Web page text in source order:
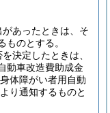
あったときは、そ
のとする。
決定したときは、
動車改造費助成金
体障がい者用自動
り通知するものと